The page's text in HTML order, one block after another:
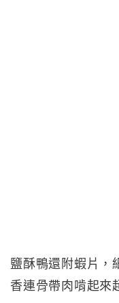
鹽酥鴨還附蝦片，
香連骨帶肉啃起來